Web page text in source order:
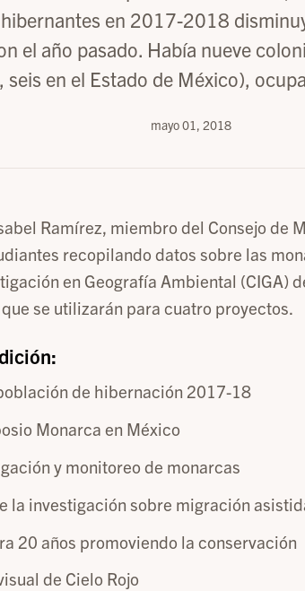
en 2017-2018
el año pasado. Había nueve
seis en el Estado de México),
mayo 01, 2018
Ramírez, miembro del Consejo de
recopilando datos sobre las
en Geografía Ambiental (CIGA)
se utilizarán para cuatro proyectos.
de hibernación 2017-18
Monarca en México
y monitoreo de monarcas
la investigación sobre migración
20 años promoviendo la conservación
de Cielo Rojo